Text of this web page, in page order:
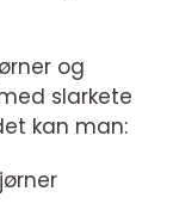
og
slarkete
kan man: